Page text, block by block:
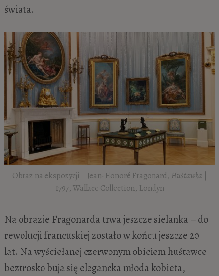
świata.
Obraz na ekspozycji – Jean-Honoré Fragonard, Huśtawka
1797, Wallace Collection, Londyn
Na obrazie Fragonarda trwa jeszcze sielanka – do
rewolucji francuskiej zostało w końcu jeszcze 20
lat. Na wyściełanej czerwonym obiciem huśtawce
beztrosko buja się elegancka młoda kobieta,